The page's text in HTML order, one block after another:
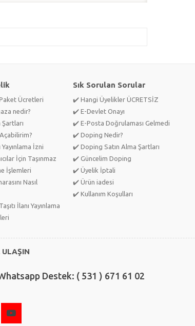
Ücretleri
nedir?
İzni
İçin Taşınmaz
İşlemleri
Nasıl
İlanı Yayınlama
Sık Sorulan Sorular
✔️ Hangi Üyelikler ÜCRETSİZ
✔️ E-Devlet Onayı
✔️ E-Posta Doğrulaması Gelmedi
✔️ Doping Nedir?
✔️ Doping Satın Alma Şartları
✔️ Güncelim Doping
✔️ Üyelik İptali
✔️ Ürün iadesi
✔️ Kullanım Koşulları
ULAŞIN
Destek: ( 531 ) 671 61 02